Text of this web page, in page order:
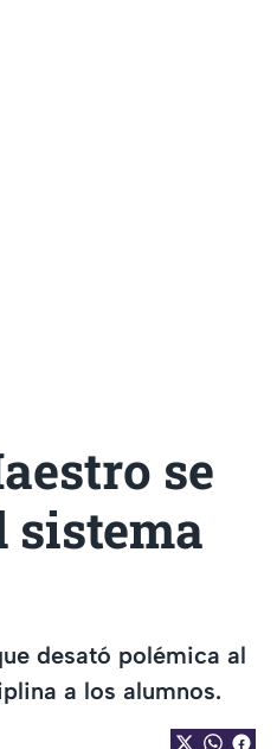
se
desató polémica al
a los alumnos.